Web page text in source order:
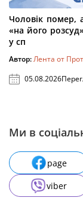
Чоловік помер,
«на його
у сп
Автор:Лента от
05.08.2026
Ми в
page
viber